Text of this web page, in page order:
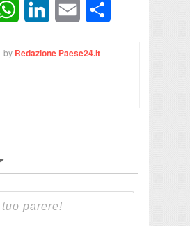
WhatsAppLinkedInEmail
by Redazione Paese24.it